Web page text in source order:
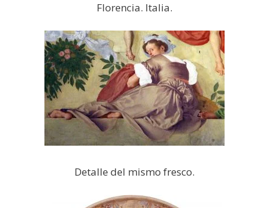
Florencia. Italia.
Detalle del mismo fresco.